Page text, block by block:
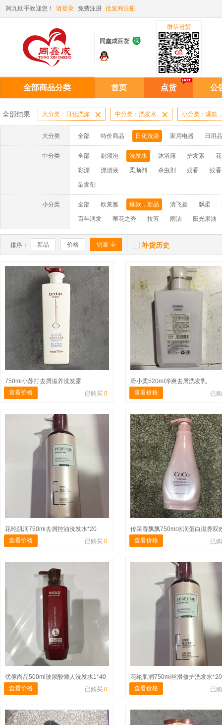
阿九助手欢迎您！ 请登录 免费注册 批发商注册
同鑫成百货 
微信进货
全部商品分类 首页 点货 公
全部结果 大分类：日化洗涤  中分类：洗发水  小分类：爆款
大分类 全部 特价商品 日化洗涤 家用电器 日用品
中分类 全部 剃须泡 洗发水 沐浴露 护发素
彩漂 漂渍液 柔顺剂 杀虫剂 蚊香 蚊
染发剂
小分类 全部 欧莱雅 爆款，新品 清飞扬 飘柔
百年润发 蒂花之秀 拉芳 雨洁 阳光果油
排序： 新品 价格 销量   补货历史
750ml小苏打去屑滋养洗发露
查看价格
已购买 0
滑小柔520ml净爽去屑洗发乳
查看价格
已
花纶肌润750ml去屑控油洗发水*20
查看价格
已购买 0 查看价格 已
优傢尚品500ml玻尿酸懒人洗发水1*40
查看价格
已购买 0
花纶肌润750ml丝滑修护洗发水*20
查看价格
已